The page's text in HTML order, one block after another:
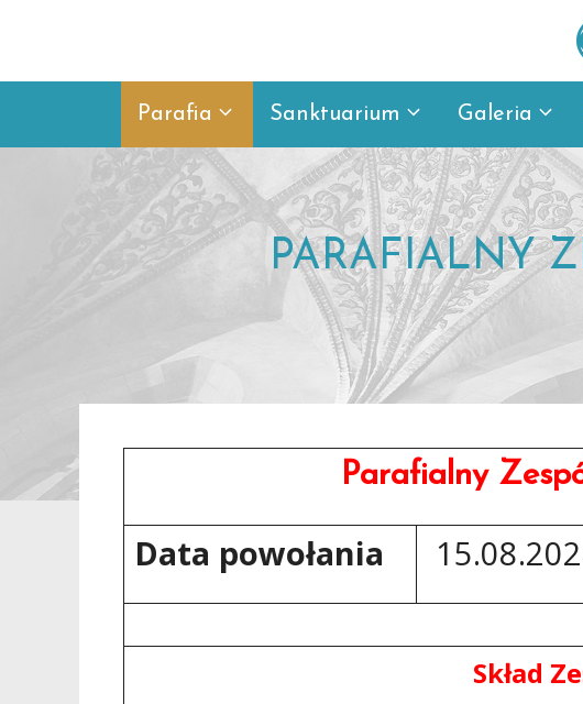
Parafia Sanktuarium Galeria
PARAFIALNY
Parafialny
Data powołania
Skład